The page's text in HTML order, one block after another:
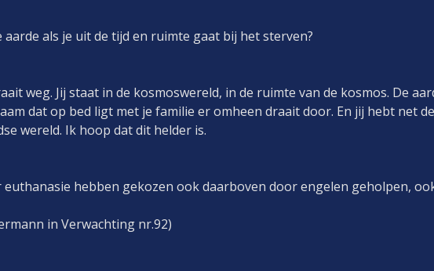
aarde als je uit de tijd en ruimte gaat bij het sterven?
weg. Jij staat in de kosmoswereld, in de ruimte van de kosmos. De
dat op bed ligt met je familie er omheen draait door. En jij hebt net
wereld. Ik hoop dat dit helder is.
hebben gekozen ook daarboven door engelen geholpen,
in Verwachting nr.92)